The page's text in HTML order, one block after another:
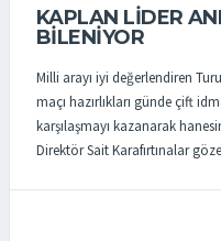
KAPLAN LİDER
BİLENİYOR
Milli arayı iyi değerlendiren
maçı hazırlıkları günde çift
karşılaşmayı kazanarak
Direktör Sait Karafırtınalar